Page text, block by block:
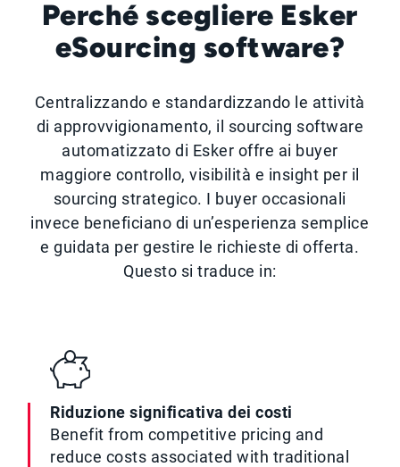
Perché scegliere Esker
eSourcing software?
Centralizzando e standardizzando le attività
di approvvigionamento, il sourcing software
automatizzato di Esker offre ai buyer
maggiore controllo, visibilità e insight per il
sourcing strategico. I buyer occasionali
invece beneficiano di un’esperienza semplice
e guidata per gestire le richieste di offerta.
Questo si traduce in:
Riduzione significativa dei costi
Benefit from competitive pricing and
reduce costs associated with traditional